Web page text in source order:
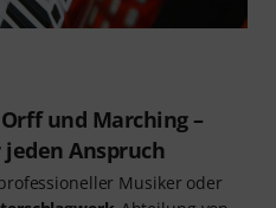
und Marching –
Anspruch
Musiker oder